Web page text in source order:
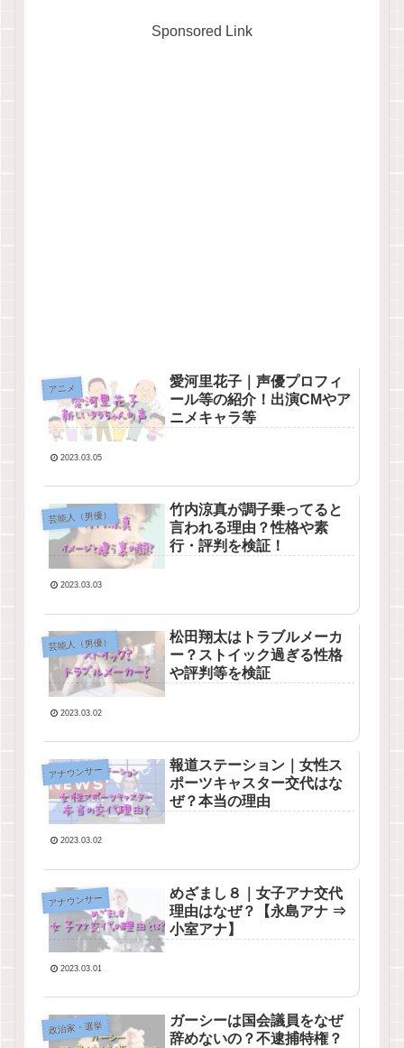
Sponsored Link
アニメ
愛河里花子｜声優プロフィ
ール等の紹介！出演CMやア
ニメキャラ等
2023.03.05
芸能人（男優）
竹内涼真が調子乗ってると
言われる理由？性格や素
行・評判を検証！
2023.03.03
芸能人（男優）
松田翔太はトラブルメーカ
ー？ストイック過ぎる性格
や評判等を検証
2023.03.02
アナウンサー
報道ステーション｜女性ス
ポーツキャスター交代はな
ぜ？本当の理由
2023.03.02
アナウンサー
めざまし８｜女子アナ交代
理由はなぜ？【永島アナ ⇒
小室アナ】
2023.03.01
政治家・選挙
ガーシーは国会議員をなぜ
辞めないの？不逮捕特権？